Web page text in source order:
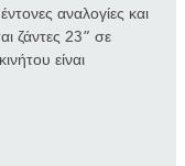
αναλογίες και
ζάντες 23” σε
είναι